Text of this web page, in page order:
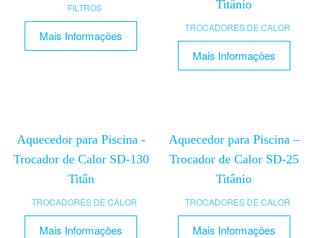
FILTROS
Mais Informações
Titânio
TROCADORES DE CALOR
Mais Informações
Aquecedor para Piscina -
Trocador de Calor SD-130
Titân
TROCADORES DE CALOR
Mais Informações
Aquecedor para Piscina –
Trocador de Calor SD-25
Titânio
TROCADORES DE CALOR
Mais Informações